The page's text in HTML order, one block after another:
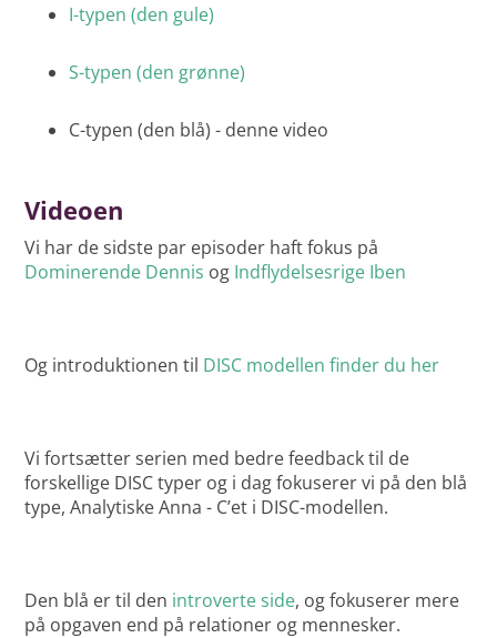
I-typen (den gule)
S-typen (den grønne)
C-typen (den blå) - denne video
Videoen
Vi har de sidste par episoder haft fokus på
Dominerende Dennis og Indflydelsesrige Iben
Og introduktionen til DISC modellen finder du her
Vi fortsætter serien med bedre feedback til de
forskellige DISC typer og i dag fokuserer vi på den blå
type, Analytiske Anna - C’et i DISC-modellen.
Den blå er til den introverte side, og fokuserer mere
på opgaven end på relationer og mennesker.